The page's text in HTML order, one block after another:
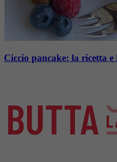
Ciccio pancake: la ricetta